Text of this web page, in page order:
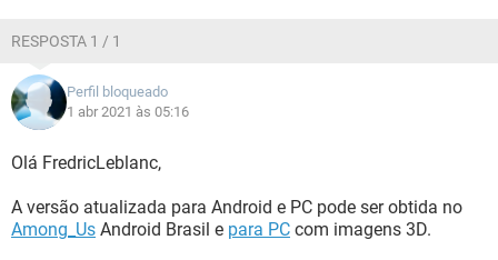
RESPOSTA 1 / 1
Perfil bloqueado
1 abr 2021 às 05:16
Olá FredricLeblanc,
A versão atualizada para Android e PC pode ser obtida no
Among_Us Android Brasil e para PC com imagens 3D.